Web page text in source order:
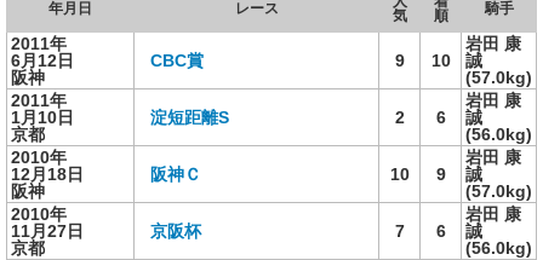
年月日 レース
気
順
騎手
2011年
6月12日
阪神
CBC賞 9 10
岩田 康
誠
(57.0kg)
2011年
1月10日
京都
淀短距離S 2 6
岩田 康
誠
(56.0kg)
2010年
12月18日
阪神
阪神Ｃ 10 9
岩田 康
誠
(57.0kg)
2010年
11月27日
京都
京阪杯 7 6
岩田 康
誠
(56.0kg)